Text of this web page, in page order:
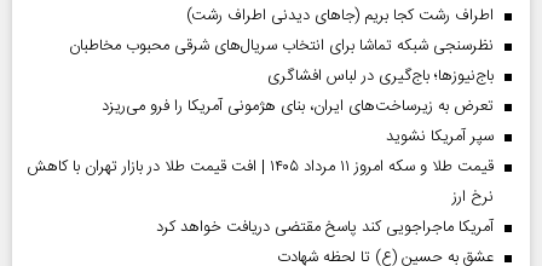
اطراف رشت کجا بریم (جاهای دیدنی اطراف رشت)
نظرسنجی شبکه تماشا برای انتخاب سریال‌های شرقی محبوب مخاطبان
باج‌نیوزها؛ باج‌گیری در لباس افشاگری
تعرض به زیرساخت‌های ایران، بنای هژمونی آمریکا را فرو می‌ریزد
سپر آمریکا نشوید
قیمت طلا و سکه امروز ۱۱ مرداد ۱۴۰۵ | افت قیمت طلا در بازار تهران با کاهش
نرخ ارز
آمریکا ماجراجویی کند پاسخ مقتضی دریافت خواهد کرد
عشق به حسین (ع) تا لحظه شهادت